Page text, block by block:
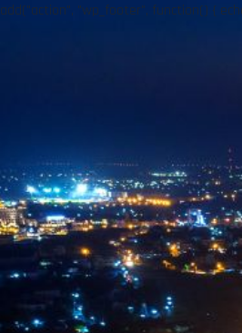
add("action", "wp_footer", function() {